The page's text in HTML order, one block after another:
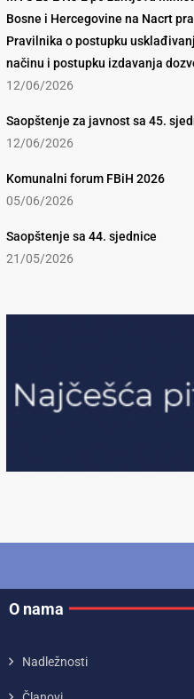
Bosne i Hercegovine na Nacrt
Pravilnika o postupku
načinu i postupku izdavanja
12/06/2026
Saopštenje za javnost sa 45.
12/06/2026
Komunalni forum FBiH 2026
05/06/2026
Saopštenje sa 44. sjednice
21/05/2026
O nama
Nadležnosti